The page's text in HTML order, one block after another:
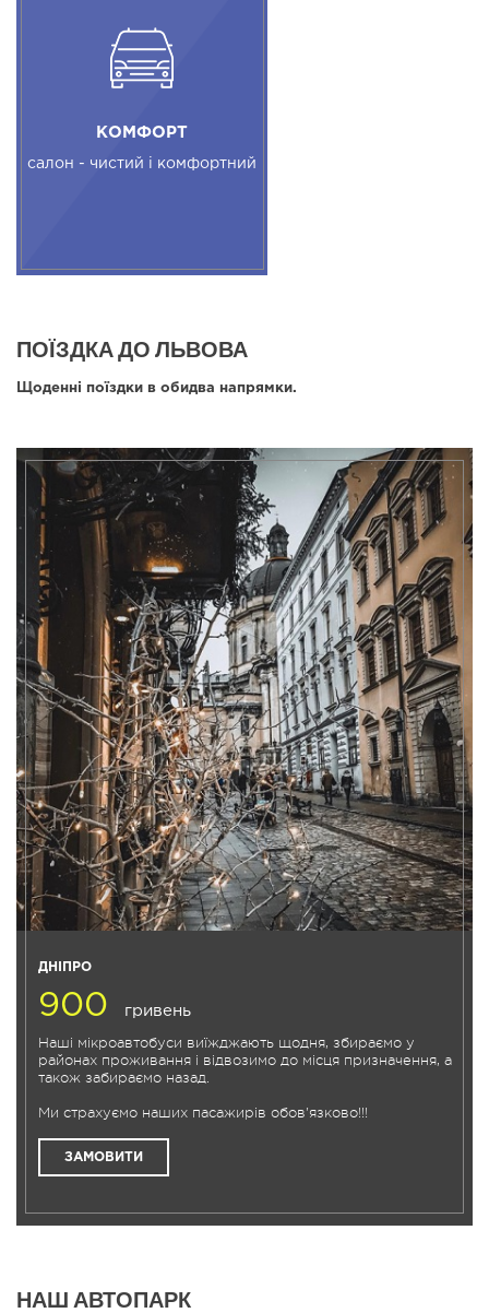
КОМФОРТ
салон - чистий і комфортний
ПОЇЗДКА ДО ЛЬВОВА
Щоденні поїздки в обидва напрямки.
ДНІПРО
900 гривень
Наші мікроавтобуси виїжджають щодня, збираємо у
районах проживання і відвозимо до місця призначення, а
також забираємо назад.
Ми страхуємо наших пасажирів обов'язково!!!
ЗАМОВИТИ
НАШ АВТОПАРК